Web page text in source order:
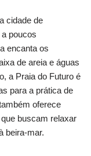
cidade de
poucos
encanta os
de areia e águas
a Praia do Futuro é
para a prática de
oferece
buscam relaxar
beira-mar.